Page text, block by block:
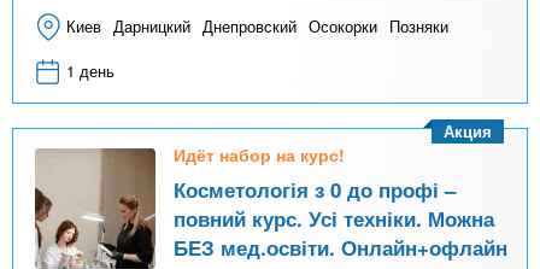
Киев Дарницкий Днепровский Осокорки Позняки
1 день
Идёт набор на курс!
Косметологія з 0 до профі –
повний курс. Усі техніки. Можна
БЕЗ мед.освіти. Онлайн+офлайн
Акция